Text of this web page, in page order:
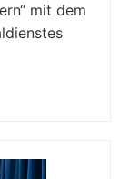
mit dem